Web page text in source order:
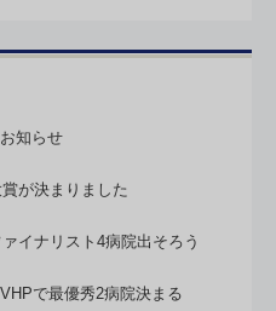
知らせ
が決まりました
イナリスト4病院出そろう
で最優秀2病院決まる